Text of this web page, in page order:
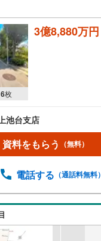
枚
3億8,880万円
池台支店
資料をもらう （無料）
電話する （通話料無料）